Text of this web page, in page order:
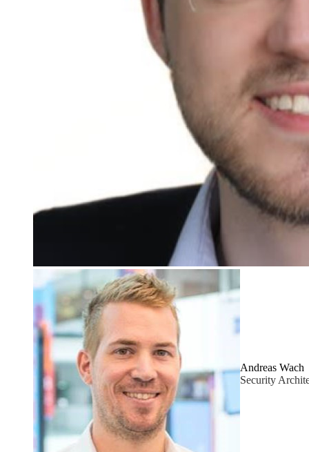
Andreas Wach
Security